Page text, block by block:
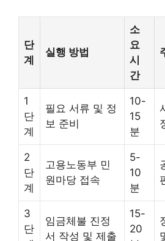
단
계
실행 방법
소
요
시
간
1
단
계
필요 서류 및 정
보 준비
10-
15
분
2
단
계
고용노동부 민
원마당 접속
5-
10
분
3
단
임금체불 진정
서 작성 및 제출
15-
20